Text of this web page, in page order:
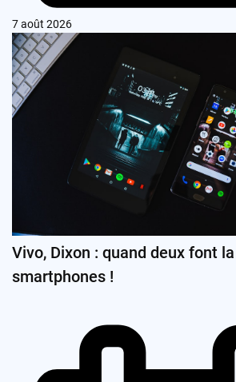
7 août 2026
Vivo, Dixon : quand deux font
smartphones !